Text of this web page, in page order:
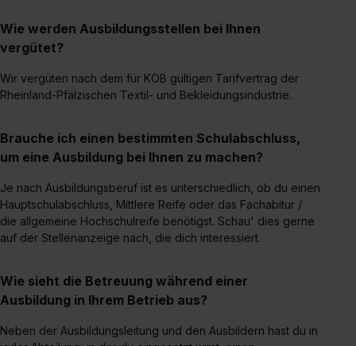
Dienste, ggfs. mit Sitz in den USA, übermittelt werden.
Eine Erlaubnis hierfür kannst du auch später noch im
bestimmte Verwendungszwecke zulassen, triff deine
der Kategorien „Präferenzen“, „Statistiken“ und „Social
Media und Marketing“ umfasst hierbei die Einwilligung
zur Übermittlung deiner Daten in die USA (Art. 49 Abs. 1
S. 1 lit. a) DS-GVO). Die USA verfügen über kein
angemessenes Datenschutzniveau (EuGH – Schrems
II). Du kannst die von dir erteilte Einwilligung jederzeit mit
Datenschutzerklärung unter dem Punkt „Datenschutz-
Einstellungen“ widerrufen. Weitere Informationen zu den
zeigen“. Weitere Informationen:Datenschutzerklärung
Wie werden Ausbildungsstellen bei Ihnen
vergütet?
Wir vergüten nach dem für KOB gültigen Tarifvertrag der
Rheinland-Pfälzischen Textil- und Bekleidungsindustrie.
Brauche ich einen bestimmten Schulabschluss,
um eine Ausbildung bei Ihnen zu machen?
Je nach Ausbildungsberuf ist es unterschiedlich, ob du einen
Hauptschulabschluss, Mittlere Reife oder das Fachabitur /
die allgemeine Hochschulreife benötigst. Schau' dies gerne
auf der Stellenanzeige nach, die dich interessiert.
Wie sieht die Betreuung während einer
Ausbildung in Ihrem Betrieb aus?
Neben der Ausbildungsleitung und den Ausbildern hast du in